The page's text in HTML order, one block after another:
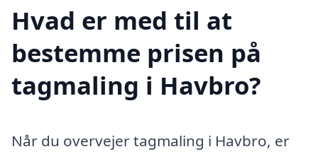
Hvad er med til at
bestemme prisen på
tagmaling i Havbro?
Når du overvejer tagmaling i Havbro, er